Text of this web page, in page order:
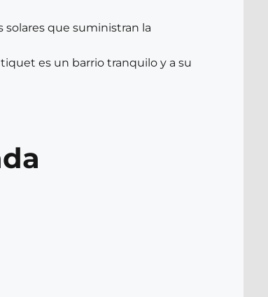
solares que suministran la
es un barrio tranquilo y a su